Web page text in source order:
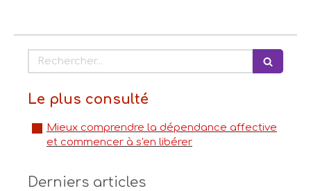
Rechercher
Le plus consulté
Mieux comprendre la dépendance affective
et commencer à s'en libérer
Derniers articles